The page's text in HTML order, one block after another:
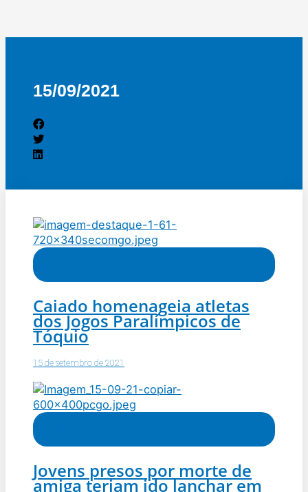
15/09/2021
Caiado homenageia atletas
dos Jogos Paralímpicos de
Tóquio
15 de setembro de 2021
Jovens presos por morte de
amiga teriam ido lanchar em